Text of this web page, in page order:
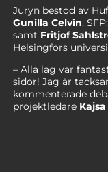
Juryn bestod av
Gunilla Celvin,
samt Fritjof
Helsingfors
– Alla lag var
sidor! Jag är
kommenterade
projektledare